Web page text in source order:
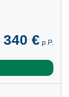
340 € p.P.